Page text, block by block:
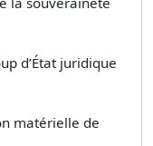
d’État juridique
matérielle de